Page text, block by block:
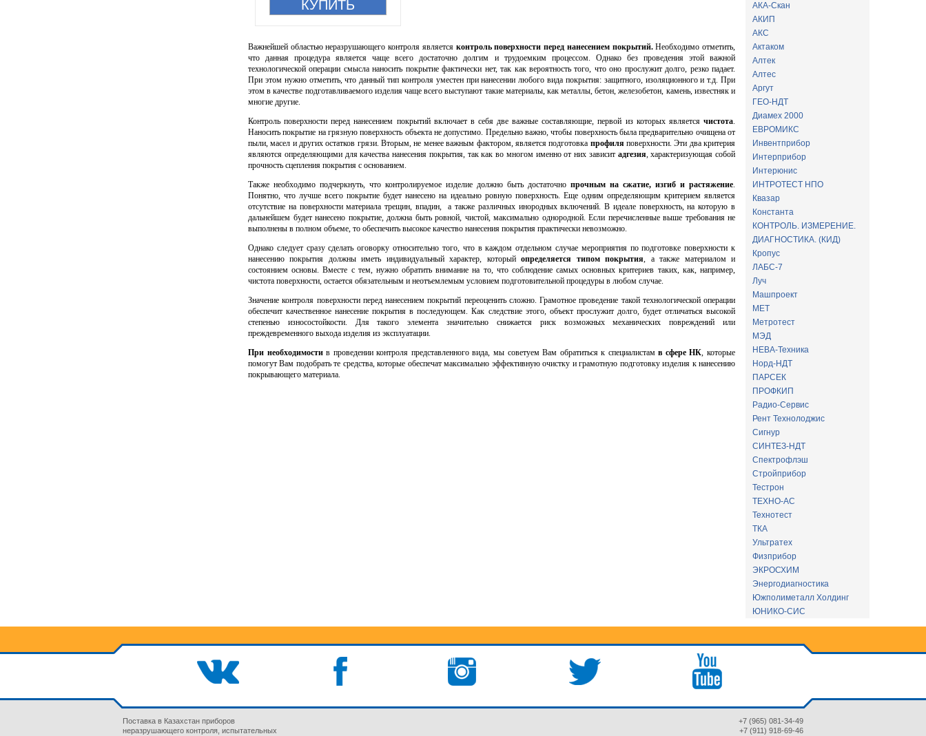
Важнейшей областью неразрушающего контроля является контроль поверхности перед нанесением покрытий.Необходимо отметить,
что данная процедура является чаще всего достаточно долгим и трудоемким процессом. Однако без проведения этой важной
технологической операции смысла наносить покрытие фактически нет, так как вероятность того, что оно прослужит долго, резко падает.
При этом нужно отметить, что данный тип контроля уместен при нанесении любого вида покрытия: защитного, изоляционного и т.д. При
этом в качестве подготавливаемого изделия чаще всего выступают такие материалы, как металлы, бетон, железобетон, камень, известняк и
многие другие.
Контроль поверхности перед нанесением покрытий включает в себя две важные составляющие, первой из которых является чистота.
Наносить покрытие на грязную поверхность объекта не допустимо. Предельно важно, чтобы поверхность была предварительно очищена от
пыли, масел и других остатков грязи. Вторым, не менее важным фактором, является подготовка профиля поверхности. Эти два критерия
являются определяющими для качества нанесения покрытия, так как во многом именно от них зависит адгезия, характеризующая собой
прочность сцепления покрытия с основанием.
Также необходимо подчеркнуть, что контролируемое изделие должно быть достаточно прочным на сжатие, изгиб и растяжение.
Понятно, что лучше всего покрытие будет нанесено на идеально ровную поверхность. Еще одним определяющим критерием является
отсутствие на поверхности материала трещин, впадин, а также различных инородных включений. В идеале поверхность, на которую в
дальнейшем будет нанесено покрытие, должна быть ровной, чистой, максимально однородной. Если перечисленные выше требования не
выполнены в полном объеме, то обеспечить высокое качество нанесения покрытия практически невозможно.
Однако следует сразу сделать оговорку относительно того, что в каждом отдельном случае мероприятия по подготовке поверхности к
нанесению покрытия должны иметь индивидуальный характер, которыйопределяется типом покрытия, а также материалом и
состоянием основы. Вместе с тем, нужно обратить внимание на то, что соблюдение самых основных критериев таких, как, например,
чистота поверхности, остается обязательным и неотъемлемым условием подготовительной процедуры в любом случае.
Значение контроля поверхности перед нанесением покрытий переоценить сложно. Грамотное проведение такой технологической операции
обеспечит качественное нанесение покрытия в последующем. Как следствие этого, объект прослужит долго, будет отличаться высокой
степенью износостойкости. Для такого элемента значительно снижается риск возможных механических повреждений или
преждевременного выхода изделия из эксплуатации.
При необходимостив проведении контроля представленного вида, мы советуем Вам обратиться к специалистамв сфере НК, которые
помогут Вам подобрать те средства, которые обеспечат максимально эффективную очистку и грамотную подготовку изделия к нанесению
покрывающего материала.
АКА-Скан
АКИП
АКС
Актаком
Алтек
Алтес
Аргут
ГЕО-НДТ
Диамех 2000
ЕВРОМИКС
Инвентприбор
Интерприбор
Интерюнис
ИНТРОТЕСТ НПО
Квазар
Константа
КОНТРОЛЬ. ИЗМЕРЕНИЕ.
ДИАГНОСТИКА. (КИД)
Кропус
ЛАБС-7
Луч
Машпроект
МЕТ
Метротест
МЭД
НЕВА-Техника
Норд-НДТ
ПАРСЕК
ПРОФКИП
Радио-Сервис
Рент Технолоджис
Сигнур
СИНТЕЗ-НДТ
Спектрофлэш
Стройприбор
Тестрон
ТЕХНО-АС
Технотест
ТКА
Ультратех
Физприбор
ЭКРОСХИМ
Энергодиагностика
Южполиметалл Холдинг
ЮНИКО-СИС
Поставка в Казахстан приборов
неразрушающего контроля, испытательных
+7 (965) 081-34-49
+7 (911) 918-69-46